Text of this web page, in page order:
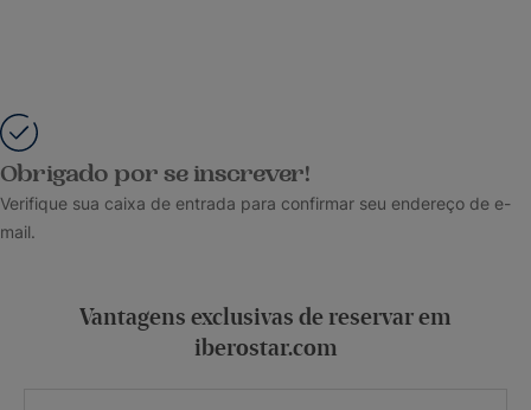
Obrigado por se inscrever!
Verifique sua caixa de entrada para confirmar seu endereço de e-
mail.
Vantagens exclusivas de reservar em
iberostar.com